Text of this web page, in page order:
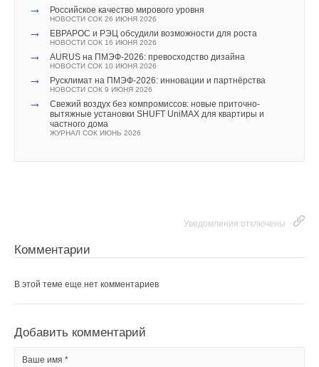
→ Российское качество мирового уровня
НОВОСТИ СОК 26 ИЮНЯ 2026
→ ЕВРАРОС и РЭЦ обсудили возможности для роста
НОВОСТИ СОК 16 ИЮНЯ 2026
→ AURUS на ПМЭФ-2026: превосходство дизайна
НОВОСТИ СОК 10 ИЮНЯ 2026
→ Русклимат на ПМЭФ-2026: инновации и партнёрства
НОВОСТИ СОК 9 ИЮНЯ 2026
→
Свежий воздух без компромиссов: новые приточно-
вытяжные установки SHUFT UniMAX для квартиры и
частного дома
ЖУРНАЛ СОК ИЮНЬ 2026
Уведомления отключены
Комментарии
В этой теме еще нет комментариев
Добавить комментарий
Ваше имя *